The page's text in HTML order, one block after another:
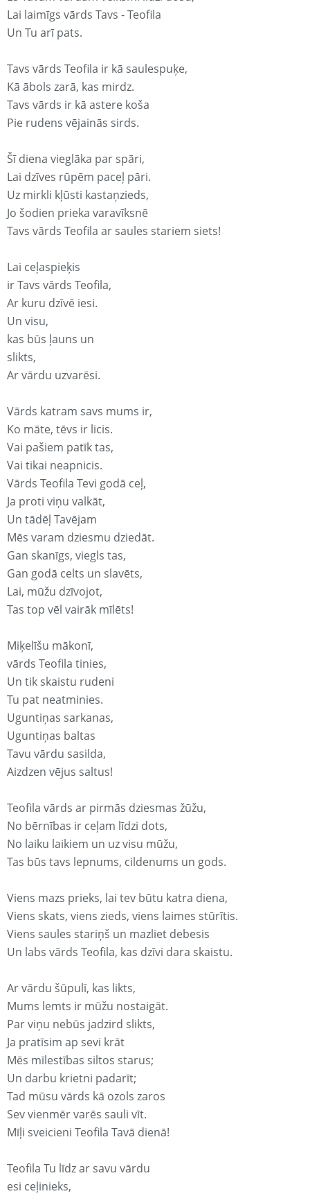
Lai laimīgs vārds Tavs - Teofila
Un Tu arī pats.
Tavs vārds Teofila ir kā saulespuķe,
Kā ābols zarā, kas mirdz.
Tavs vārds ir kā astere koša
Pie rudens vējainās sirds.
Šī diena vieglāka par spāri,
Lai dzīves rūpēm paceļ pāri.
Uz mirkli kļūsti kastaņzieds,
Jo šodien prieka varavīksnē
Tavs vārds Teofila ar saules stariem siets!
Lai ceļaspieķis
ir Tavs vārds Teofila,
Ar kuru dzīvē iesi.
Un visu,
kas būs ļauns un
slikts,
Ar vārdu uzvarēsi.
Vārds katram savs mums ir,
Ko māte, tēvs ir licis.
Vai pašiem patīk tas,
Vai tikai neapnicis.
Vārds Teofila Tevi godā ceļ,
Ja proti viņu valkāt,
Un tādēļ Tavējam
Mēs varam dziesmu dziedāt.
Gan skanīgs, viegls tas,
Gan godā celts un slavēts,
Lai, mūžu dzīvojot,
Tas top vēl vairāk mīlēts!
Miķelīšu mākonī,
vārds Teofila tinies,
Un tik skaistu rudeni
Tu pat neatminies.
Uguntiņas sarkanas,
Uguntiņas baltas
Tavu vārdu sasilda,
Aizdzen vējus saltus!
Teofila vārds ar pirmās dziesmas žūžu,
No bērnības ir ceļam līdzi dots,
No laiku laikiem un uz visu mūžu,
Tas būs tavs lepnums, cildenums un gods.
Viens mazs prieks, lai tev būtu katra diena,
Viens skats, viens zieds, viens laimes stūrītis.
Viens saules stariņš un mazliet debesis
Un labs vārds Teofila, kas dzīvi dara skaistu.
Ar vārdu šūpulī, kas likts,
Mums lemts ir mūžu nostaigāt.
Par viņu nebūs jadzird slikts,
Ja pratīsim ap sevi krāt
Mēs mīlestības siltos starus;
Un darbu krietni padarīt;
Tad mūsu vārds kā ozols zaros
Sev vienmēr varēs sauli vīt.
Mīļi sveicieni Teofila Tavā dienā!
Teofila Tu līdz ar savu vārdu
esi ceļinieks,